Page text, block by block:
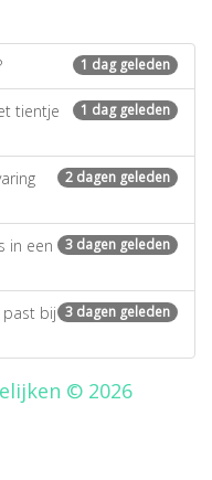
1 dag geleden
1 dag geleden
tientje
2 dagen geleden
3 dagen geleden
in een
3 dagen geleden
past bij
© 2026